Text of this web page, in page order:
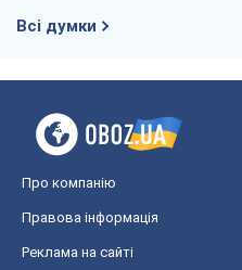
Всі думки
Про компанію
Правова інформація
Реклама на сайті